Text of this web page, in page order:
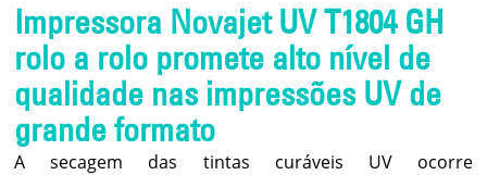
Empresa
Produtos
Novidades
e
Releases
Impressora Novajet UV T1804 GH
rolo a rolo promete alto nível de
qualidade nas impressões UV de
grande formato
A secagem das tintas curáveis UV ocorre